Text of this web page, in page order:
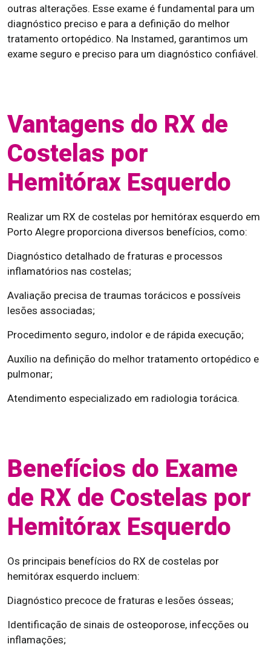
outras alterações. Esse exame é fundamental para um
diagnóstico preciso e para a definição do melhor
tratamento ortopédico. Na Instamed, garantimos um
exame seguro e preciso para um diagnóstico confiável.
Vantagens do RX de
Costelas por
Hemitórax Esquerdo
Realizar um RX de costelas por hemitórax esquerdo em
Porto Alegre proporciona diversos benefícios, como:
Diagnóstico detalhado de fraturas e processos
inflamatórios nas costelas;
Avaliação precisa de traumas torácicos e possíveis
lesões associadas;
Procedimento seguro, indolor e de rápida execução;
Auxílio na definição do melhor tratamento ortopédico e
pulmonar;
Atendimento especializado em radiologia torácica.
Benefícios do Exame
de RX de Costelas por
Hemitórax Esquerdo
Os principais benefícios do RX de costelas por
hemitórax esquerdo incluem:
Diagnóstico precoce de fraturas e lesões ósseas;
Identificação de sinais de osteoporose, infecções ou
inflamações;